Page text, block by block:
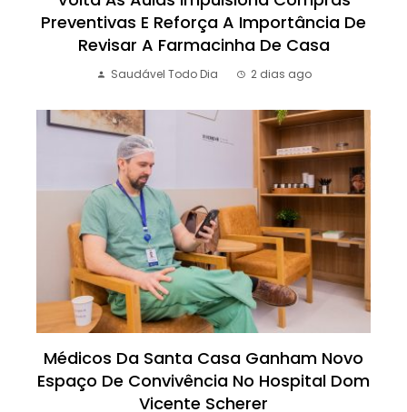
Preventivas E Reforça A Importância De
Revisar A Farmacinha De Casa
Saudável Todo Dia 2 dias ago
Médicos Da Santa Casa Ganham Novo
Espaço De Convivência No Hospital Dom
Vicente Scherer